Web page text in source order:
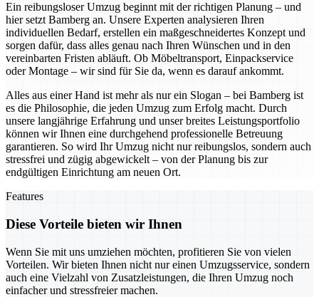
Ein reibungsloser Umzug beginnt mit der richtigen Planung – und
hier setzt Bamberg an. Unsere Experten analysieren Ihren
individuellen Bedarf, erstellen ein maßgeschneidertes Konzept und
sorgen dafür, dass alles genau nach Ihren Wünschen und in den
vereinbarten Fristen abläuft. Ob Möbeltransport, Einpackservice
oder Montage – wir sind für Sie da, wenn es darauf ankommt.
Alles aus einer Hand ist mehr als nur ein Slogan – bei Bamberg ist
es die Philosophie, die jeden Umzug zum Erfolg macht. Durch
unsere langjährige Erfahrung und unser breites Leistungsportfolio
können wir Ihnen eine durchgehend professionelle Betreuung
garantieren. So wird Ihr Umzug nicht nur reibungslos, sondern auch
stressfrei und zügig abgewickelt – von der Planung bis zur
endgültigen Einrichtung am neuen Ort.
Features
Diese Vorteile bieten wir Ihnen
Wenn Sie mit uns umziehen möchten, profitieren Sie von vielen
Vorteilen. Wir bieten Ihnen nicht nur einen Umzugsservice, sondern
auch eine Vielzahl von Zusatzleistungen, die Ihren Umzug noch
einfacher und stressfreier machen.